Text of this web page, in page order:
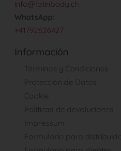
info@latinbody.ch
WhatsApp:
+41792626427
Información
Términos y Condiciones
Protección de Datos
Cookie
Políticas de devoluciones
Impressum
Formulario para distribuidor